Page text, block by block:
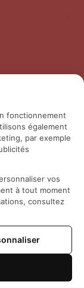
fonctionnement
également
par exemple
vos
à tout moment
consultez